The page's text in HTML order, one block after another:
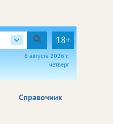
18+
6 августа 2026 г.
четверг
Справочник